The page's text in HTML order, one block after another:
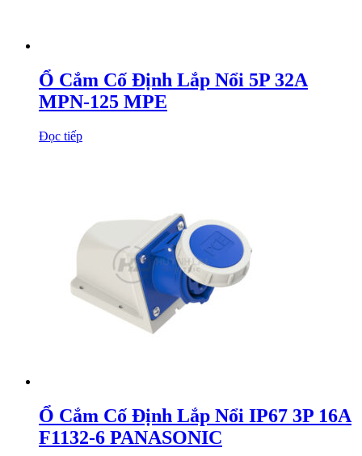
Ổ Cắm Cố Định Lắp Nổi 5P 32A
MPN-125 MPE
Đọc tiếp
Ổ Cắm Cố Định Lắp Nổi IP67 3P 16A
F1132-6 PANASONIC